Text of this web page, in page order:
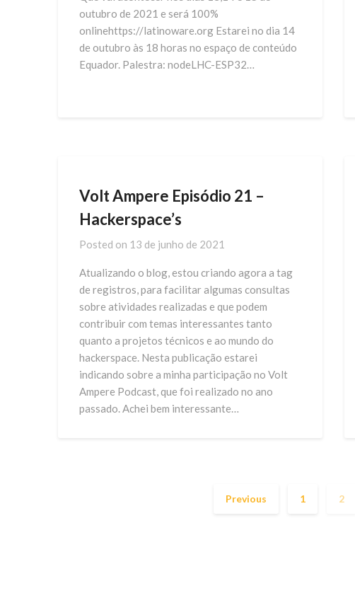
outubro de 2021 e será 100%
onlinehttps://latinoware.org Estarei no dia 14
de outubro às 18 horas no espaço de conteúdo
Equador. Palestra: nodeLHC-ESP32…
Volt Ampere Episódio 21 –
Hackerspace’s
Posted on 13 de junho de 2021
Atualizando o blog, estou criando agora a tag
de registros, para facilitar algumas consultas
sobre atividades realizadas e que podem
contribuir com temas interessantes tanto
quanto a projetos técnicos e ao mundo do
hackerspace. Nesta publicação estarei
indicando sobre a minha participação no Volt
Ampere Podcast, que foi realizado no ano
passado. Achei bem interessante…
Previous 1 2